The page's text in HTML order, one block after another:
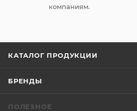
компаниям.
КАТАЛОГ ПРОДУКЦИИ
БРЕНДЫ
ПОЛЕЗНОЕ